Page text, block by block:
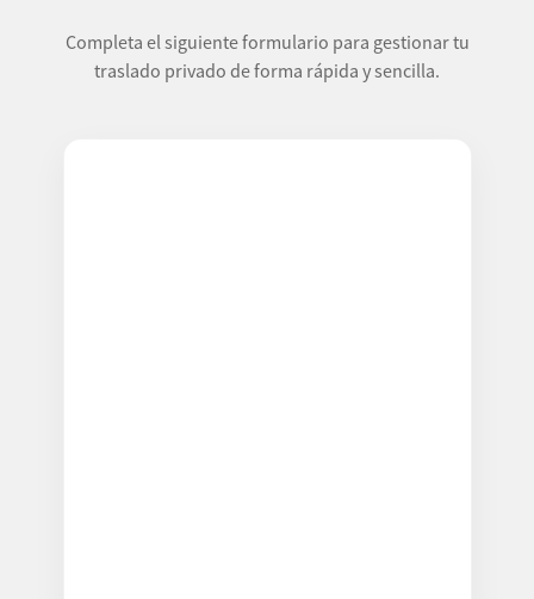
Completa el siguiente formulario para gestionar tu
traslado privado de forma rápida y sencilla.